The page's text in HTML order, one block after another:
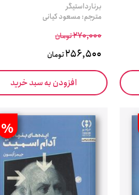
برنارداستیگر
مترجم: مسعود کیانی
270,000تومان
256,500تومان
افزودن به سبد خرید
%